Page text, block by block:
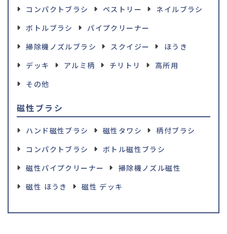
コンパクトブラシ
ペストリー
ネイルブラシ
ボトルブラシ
パイプクリーナー
掃除機ノズルブラシ
スクイジー
ほうき
デッキ
アルミ柄 チリトリ
高所用
その他
磁性ブラシ
ハンド磁性ブラシ 磁性タワシ
柄付ブラシ
コンパクトブラシ
ボトル磁性ブラシ
磁性パイプクリーナー
掃除機ノズル磁性
磁性 ほうき
磁性 デッキ